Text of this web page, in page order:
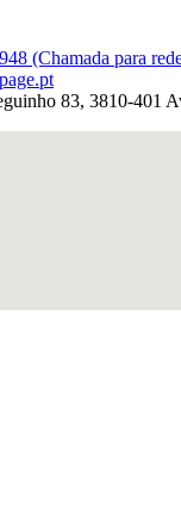
(Chamada para
83, 3810-401